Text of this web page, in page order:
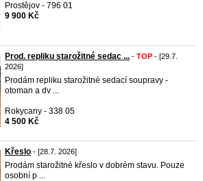
Prostějov - 796 01
9 900 Kč
Prod. repliku starožitné sedac ... - TOP - [29.7.
2026]
Prodám repliku starožitné sedací soupravy -
otoman a dv ...
Rokycany - 338 05
4 500 Kč
Křeslo - [28.7. 2026]
Prodám starožitné křeslo v dobrém stavu. Pouze
osobní p ...